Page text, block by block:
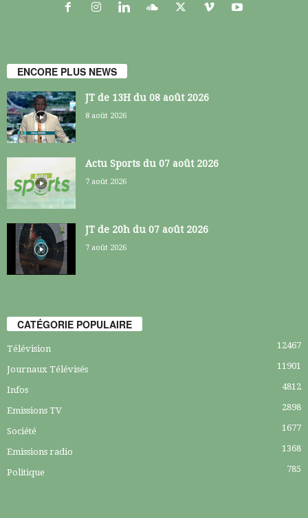
ENCORE PLUS NEWS
JT de 13H du 08 août 2026
8 août 2026
Actu Sports du 07 août 2026
7 août 2026
JT de 20h du 07 août 2026
7 août 2026
CATÉGORIE POPULAIRE
Télévision 12467
Journaux Télévisés 11901
Infos 4812
Emissions TV 2898
Société 1677
Emissions radio 1368
Politique 785